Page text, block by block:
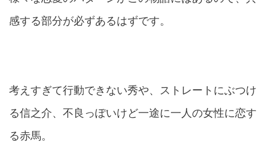
感する部分が必ずあるはずです。
考えすぎて行動できない秀や、ストレートにぶつけ
る信之介、不良っぽいけど一途に一人の女性に恋す
る赤馬。